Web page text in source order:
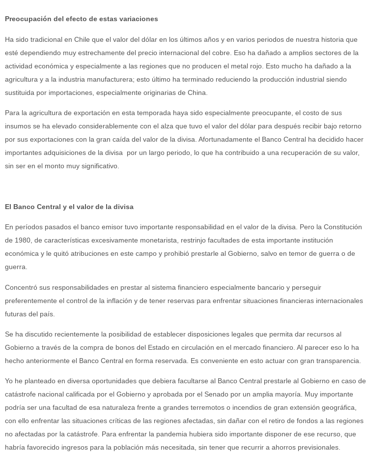
Preocupación del efecto de estas variaciones
Ha sido tradicional en Chile que el valor del dólar en los últimos años y en varios periodos de nuestra historia que
esté dependiendo muy estrechamente del precio internacional del cobre. Eso ha dañado a amplios sectores de la
actividad económica y especialmente a las regiones que no producen el metal rojo. Esto mucho ha dañado a la
agricultura y a la industria manufacturera; esto último ha terminado reduciendo la producción industrial siendo
sustituida por importaciones, especialmente originarias de China.
Para la agricultura de exportación en esta temporada haya sido especialmente preocupante, el costo de sus
insumos se ha elevado considerablemente con el alza que tuvo el valor del dólar para después recibir bajo retorno
por sus exportaciones con la gran caída del valor de la divisa. Afortunadamente el Banco Central ha decidido hacer
importantes adquisiciones de la divisa por un largo periodo, lo que ha contribuido a una recuperación de su valor,
sin ser en el monto muy significativo.
El Banco Central y el valor de la divisa
En períodos pasados el banco emisor tuvo importante responsabilidad en el valor de la divisa. Pero la Constitución
de 1980, de características excesivamente monetarista, restrinjo facultades de esta importante institución
económica y le quitó atribuciones en este campo y prohibió prestarle al Gobierno, salvo en temor de guerra o de
guerra.
Concentró sus responsabilidades en prestar al sistema financiero especialmente bancario y perseguir
preferentemente el control de la inflación y de tener reservas para enfrentar situaciones financieras internacionales
futuras del país.
Se ha discutido recientemente la posibilidad de establecer disposiciones legales que permita dar recursos al
Gobierno a través de la compra de bonos del Estado en circulación en el mercado financiero. Al parecer eso lo ha
hecho anteriormente el Banco Central en forma reservada. Es conveniente en esto actuar con gran transparencia.
Yo he planteado en diversa oportunidades que debiera facultarse al Banco Central prestarle al Gobierno en caso de
catástrofe nacional calificada por el Gobierno y aprobada por el Senado por un amplia mayoría. Muy importante
podría ser una facultad de esa naturaleza frente a grandes terremotos o incendios de gran extensión geográfica,
con ello enfrentar las situaciones críticas de las regiones afectadas, sin dañar con el retiro de fondos a las regiones
no afectadas por la catástrofe. Para enfrentar la pandemia hubiera sido importante disponer de ese recurso, que
habría favorecido ingresos para la población más necesitada, sin tener que recurrir a ahorros previsionales.